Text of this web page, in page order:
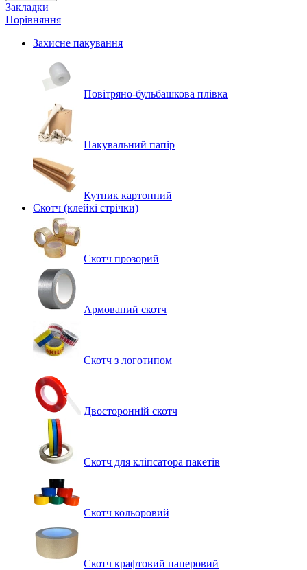
Закладки
Порівняння
Захисне пакування
Повітряно-бульбашкова плівка
Пакувальний папір
Кутник картонний
Скотч (клейкі стрічки)
Скотч прозорий
Армований скотч
Скотч з логотипом
Двосторонній скотч
Скотч для кліпсатора пакетів
Скотч кольоровий
Скотч крафтовий паперовий